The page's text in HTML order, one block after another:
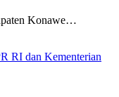
Konawe…
RI dan Kementerian